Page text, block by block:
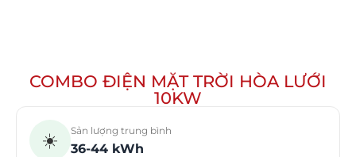
COMBO ĐIỆN MẶT TRỜI HÒA LƯỚI
10KW
☀️ Sản lượng trung bình
36-44 kWh